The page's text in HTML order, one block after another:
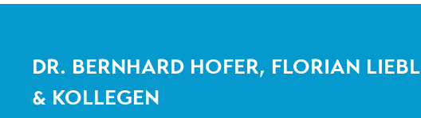
DR. BERNHARD HOFER, FLORIAN LIEBL
& KOLLEGEN